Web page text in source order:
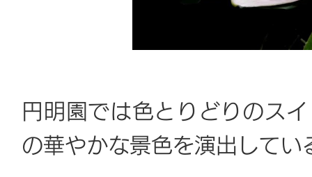
円明園では色とりどりのス
の華やかな景色を演出して